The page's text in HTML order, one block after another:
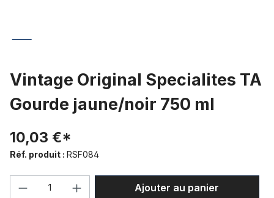
Vintage Original Specialites TA
Gourde jaune/noir 750 ml
10,03 €*
Réf. produit : RSF084
Quantité de produit : Entrez la
Ajouter au panier